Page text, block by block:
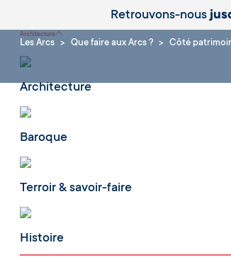
Retrouvons-nous
Les Arcs Que faire aux Arcs ? Côté
Architecture
Architecture
Baroque
Terroir & savoir-faire
Histoire